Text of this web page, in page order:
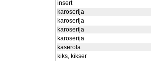
insert
karoserija
karoserija
karoserija
karoserija
kaserola
kiks, kikser